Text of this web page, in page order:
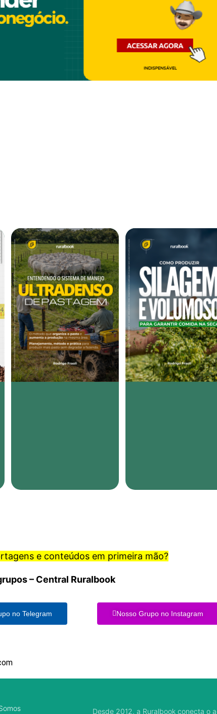
e conteúdos em primeira mão?
– Central Ruralbook
no Telegram Nosso Grupo no Instagram
Desde 2012, a Ruralbook conecta o